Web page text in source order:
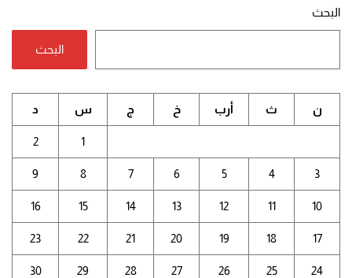
البحث
البحث
ن ث أرب خ ج س د
1
2
3
4
5
6
7
8
9
10
11
12
13
14
15
16
17
18
19
20
21
22
23
24
25
26
27
28
29
30